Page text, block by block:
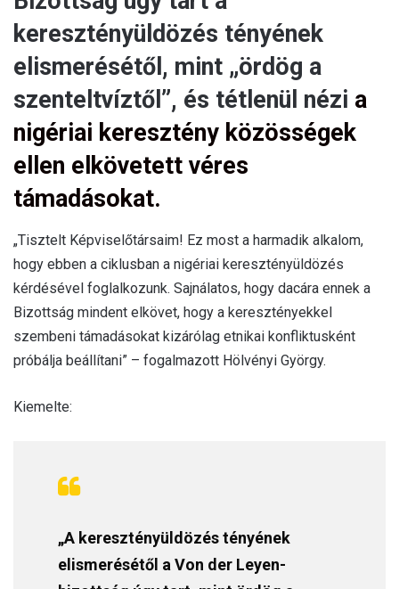
keresztényüldözés tényének
elismerésétől, mint „ördög a
szenteltvíztől”, és tétlenül nézi a
nigériai keresztény közösségek
ellen elkövetett véres
támadásokat.
„Tisztelt Képviselőtársaim! Ez most a harmadik alkalom,
hogy ebben a ciklusban a nigériai keresztényüldözés
kérdésével foglalkozunk. Sajnálatos, hogy dacára ennek a
Bizottság mindent elkövet, hogy a keresztényekkel
szembeni támadásokat kizárólag etnikai konfliktusként
próbálja beállítani” – fogalmazott Hölvényi György.
Kiemelte:
„A keresztényüldözés tényének
elismerésétől a Von der Leyen-